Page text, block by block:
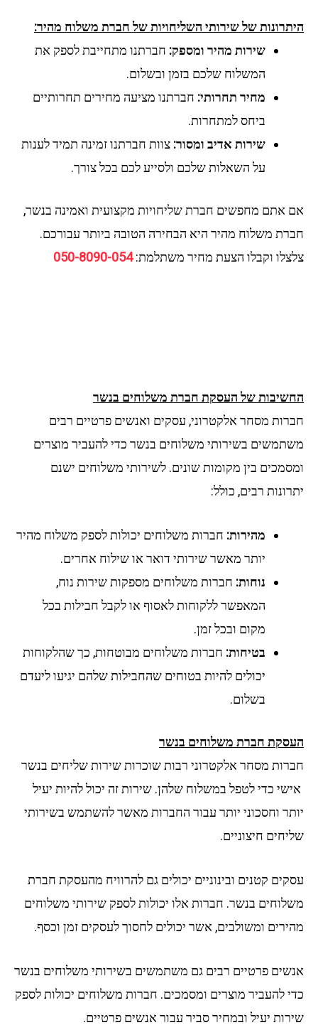
היתרונות של שירותי השליחויות של חברת משלוח מהיר:
שירות מהיר ומספק: חברתנו מתחייבת לספק את
המשלוח שלכם בזמן ובשלום.
מחיר תחרותי: חברתנו מציעה מחירים תחרותיים
ביחס למתחרות.
שירות אדיב ומסור: צוות חברתנו זמינה תמיד לענות
על השאלות שלכם ולסייע לכם בכל צורך.
אם אתם מחפשים חברת שליחויות מקצועית ואמינה בנשר,
חברת משלוח מהיר היא הבחירה הטובה ביותר עבורכם.
צלצלו וקבלו הצעת מחיר משתלמת:050-8090-054
החשיבות של העסקת חברת משלוחים בנשר
חברות מסחר אלקטרוני, עסקים ואנשים פרטיים רבים
משתמשים בשירותי משלוחים בנשר כדי להעביר מוצרים
ומסמכים בין מקומות שונים. לשירותי משלוחים ישנם
יתרונות רבים, כולל:
מהירות: חברות משלוחים יכולות לספק משלוח מהיר
יותר מאשר שירותי דואר או שילוח אחרים.
נוחות: חברות משלוחים מספקות שירות נוח,
המאפשר ללקוחות לאסוף או לקבל חבילות בכל
מקום ובכל זמן.
בטיחות: חברות משלוחים מבוטחות, כך שהלקוחות
יכולים להיות בטוחים שהחבילות שלהם יגיעו ליעדם
בשלום.
העסקת חברת משלוחים בנשר
חברות מסחר אלקטרוני רבות שוכרות שירות שליחים בנשר
אישי כדי לטפל במשלוח שלהן. שירות זה יכול להיות יעיל
יותר וחסכוני יותר עבור החברות מאשר להשתמש בשירותי
שליחים חיצוניים.
עסקים קטנים ובינוניים יכולים גם להרוויח מהעסקת חברת
משלוחים בנשר. חברות אלו יכולות לספק שירותי משלוחים
מהירים ומשולבים, אשר יכולים לחסוך לעסקים זמן וכסף.
אנשים פרטיים רבים גם משתמשים בשירותי משלוחים בנשר
כדי להעביר מוצרים ומסמכים. חברות משלוחים יכולות לספק
שירות יעיל ובמחיר סביר עבור אנשים פרטיים.